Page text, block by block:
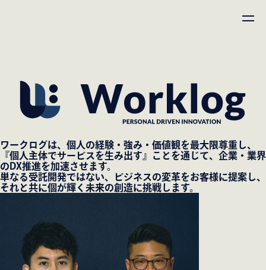
ワークログは、個人の経験・強み・価値観を最大限尊重し、
『個人主体でサービスを生み出す』ことを通じて、企業・業界
のDX推進を加速させます。
単なる受託開発ではない、ビジネスの変革をお客様に提案し、
それと共に個が輝く未来の創造に挑戦します。